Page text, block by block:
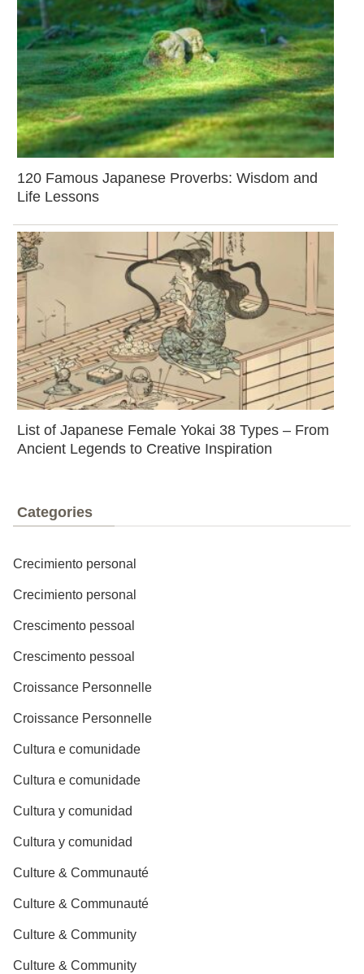
120 Famous Japanese Proverbs: Wisdom and
Life Lessons
List of Japanese Female Yokai 38 Types – From
Ancient Legends to Creative Inspiration
Categories
Crecimiento personal
Crecimiento personal
Crescimento pessoal
Crescimento pessoal
Croissance Personnelle
Croissance Personnelle
Cultura e comunidade
Cultura e comunidade
Cultura y comunidad
Cultura y comunidad
Culture & Communauté
Culture & Communauté
Culture & Community
Culture & Community